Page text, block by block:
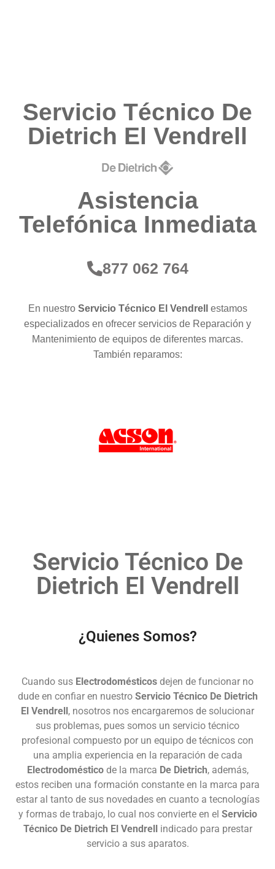
Servicio Técnico De
Dietrich El Vendrell
Asistencia
Telefónica Inmediata
877 062 764
En nuestro Servicio Técnico El Vendrell
estamos
especializados en ofrecer servicios de Reparación y
Mantenimiento de equipos de diferentes marcas.
También reparamos:
Servicio Técnico De
Dietrich El Vendrell
¿Quienes Somos?
Cuando sus Electrodomésticos dejen de funcionar no
dude en confiar en nuestro Servicio Técnico De Dietrich
El Vendrell, nosotros nos encargaremos de solucionar
sus problemas, pues somos un servicio técnico
profesional compuesto por un equipo de técnicos con
una amplia experiencia en la reparación de cada
Electrodomésticode la marca De Dietrich, además,
estos reciben una formación constante en la marca para
estar al tanto de sus novedades en cuanto a tecnologías
y formas de trabajo, lo cual nos convierte en el Servicio
Técnico De Dietrich El Vendrellindicado para prestar
servicio a sus aparatos.